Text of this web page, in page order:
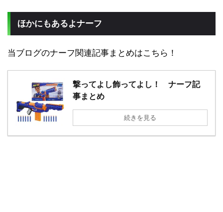
ほかにもあるよナーフ
当ブログのナーフ関連記事まとめはこちら！
撃ってよし飾ってよし！ ナーフ記
事まとめ
続きを見る